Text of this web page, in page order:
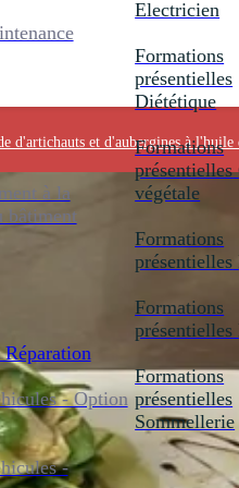
à la
bâtiment
- Option
-
Electricien
Formations
présentielles
Diététique
Formations
présentielles
végétale
Formations
présentielles
Formations
présentielles
Formations
présentielles
Sommellerie
d'artichauts et d'aubergines à